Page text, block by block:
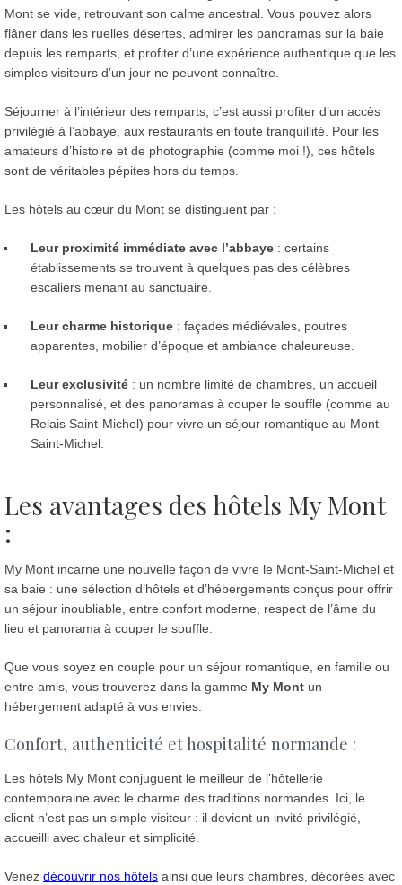
Mont se vide, retrouvant son calme ancestral. Vous pouvez alors
flâner dans les ruelles désertes, admirer les panoramas sur la baie
depuis les remparts, et profiter d’une expérience authentique que les
simples visiteurs d’un jour ne peuvent connaître.
Séjourner à l’intérieur des remparts, c’est aussi profiter d’un accès
privilégié à l’abbaye, aux restaurants en toute tranquillité. Pour les
amateurs d’histoire et de photographie (comme moi !), ces hôtels
sont de véritables pépites hors du temps.
Les hôtels au cœur du Mont se distinguent par :
Leur proximité immédiate avec l’abbaye : certains
établissements se trouvent à quelques pas des célèbres
escaliers menant au sanctuaire.
Leur charme historique : façades médiévales, poutres
apparentes, mobilier d’époque et ambiance chaleureuse.
Leur exclusivité : un nombre limité de chambres, un accueil
personnalisé, et des panoramas à couper le souffle (comme au
Relais Saint-Michel) pour vivre un séjour romantique au Mont-
Saint-Michel.
Les avantages des hôtels My Mont
:
My Mont incarne une nouvelle façon de vivre le Mont-Saint-Michel et
sa baie : une sélection d’hôtels et d’hébergements conçus pour offrir
un séjour inoubliable, entre confort moderne, respect de l’âme du
lieu et panorama à couper le souffle.
Que vous soyez en couple pour un séjour romantique, en famille ou
entre amis, vous trouverez dans la gamme My Mont un
hébergement adapté à vos envies.
Confort, authenticité et hospitalité normande :
Les hôtels My Mont conjuguent le meilleur de l’hôtellerie
contemporaine avec le charme des traditions normandes. Ici, le
client n’est pas un simple visiteur : il devient un invité privilégié,
accueilli avec chaleur et simplicité.
Venez découvrir nos hôtels ainsi que leurs chambres, décorées avec